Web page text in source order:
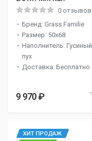
0 отзывов
Бренд: Grass Familie
Размер: 50x68
Наполнитель: Гусиный
пух
Доставка: Бесплатно
9 970 ₽
ХИТ ПРОДАЖ